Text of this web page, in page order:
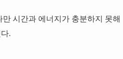
시간과 에너지가 충분하지 못해
.